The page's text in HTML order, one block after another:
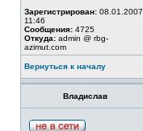
Зарегистрирован: 08.01.2007
11:46
Сообщения: 4725
Откуда: admin @ rbg-
azimut.com
Вернуться к началу
Владислав